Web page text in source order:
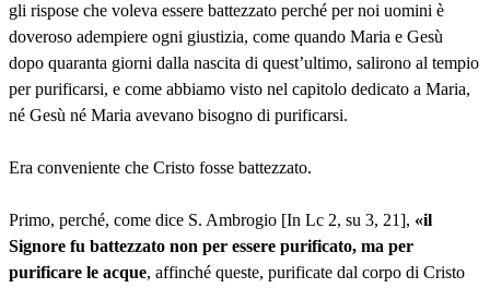
gli rispose che voleva essere battezzato perché per noi uomini è
doveroso adempiere ogni giustizia, come quando Maria e Gesù
dopo quaranta giorni dalla nascita di quest’ultimo, salirono al tempio
per purificarsi, e come abbiamo visto nel capitolo dedicato a Maria,
né Gesù né Maria avevano bisogno di purificarsi.
Era conveniente che Cristo fosse battezzato.
Primo, perché, come dice S. Ambrogio [In Lc 2, su 3, 21], «il
Signore fu battezzato non per essere purificato, ma per
purificare le acque, affinché queste, purificate dal corpo di Cristo